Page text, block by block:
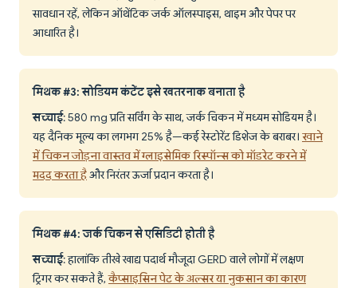
सावधान रहें, लेकिन ऑथेंटिक जर्क ऑलस्पाइस, थाइम और पेपर पर
आधारित है।
मिथक #3: सोडियम कंटेंट इसे खतरनाक बनाता है
सच्चाई: 580 mg प्रति सर्विंग के साथ, जर्क चिकन में मध्यम सोडियम है।
यह दैनिक मूल्य का लगभग 25% है—कई रेस्टोरेंट डिशेज के बराबर। खाने
में चिकन जोड़ना वास्तव में ग्लाइसेमिक रिस्पॉन्स को मॉडरेट करने में
मदद करता हैऔर निरंतर ऊर्जा प्रदान करता है।
मिथक #4: जर्क चिकन से एसिडिटी होती है
सच्चाई: हालांकि तीखे खाद्य पदार्थ मौजूदा GERD वाले लोगों में लक्षण
ट्रिगर कर सकते हैं,कैप्साइसिन पेट के अल्सर या नुकसान का कारण